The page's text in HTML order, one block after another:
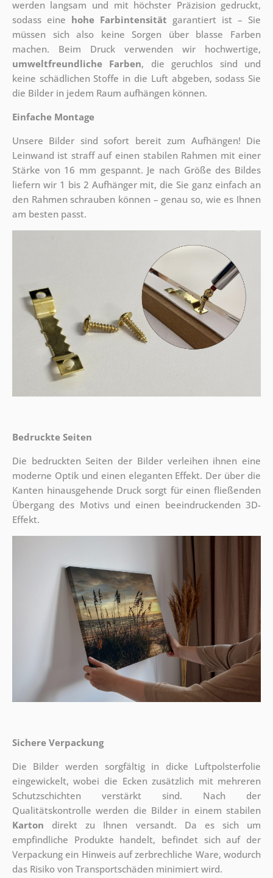
werden langsam und mit höchster Präzision gedruckt,
sodass eine hohe Farbintensität garantiert ist – Sie
müssen sich also keine Sorgen über blasse Farben
machen. Beim Druck verwenden wir hochwertige,
umweltfreundliche Farben, die geruchlos sind und
keine schädlichen Stoffe in die Luft abgeben, sodass Sie
die Bilder in jedem Raum aufhängen können.
Einfache Montage
Unsere Bilder sind sofort bereit zum Aufhängen! Die
Leinwand ist straff auf einen stabilen Rahmen mit einer
Stärke von 16 mm gespannt. Je nach Größe des Bildes
liefern wir 1 bis 2 Aufhänger mit, die Sie ganz einfach an
den Rahmen schrauben können – genau so, wie es Ihnen
am besten passt.
Bedruckte Seiten
Die bedruckten Seiten der Bilder verleihen ihnen eine
moderne Optik und einen eleganten Effekt. Der über die
Kanten hinausgehende Druck sorgt für einen fließenden
Übergang des Motivs und einen beeindruckenden 3D-
Effekt.
Sichere Verpackung
Die Bilder werden sorgfältig in dicke Luftpolsterfolie
eingewickelt, wobei die Ecken zusätzlich mit mehreren
Schutzschichten verstärkt sind. Nach der
Qualitätskontrolle werden die Bilder in einem stabilen
Karton direkt zu Ihnen versandt. Da es sich um
empfindliche Produkte handelt, befindet sich auf der
Verpackung ein Hinweis auf zerbrechliche Ware, wodurch
das Risiko von Transportschäden minimiert wird.